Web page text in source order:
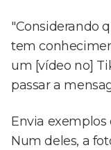
"Considerando
tem
um [vídeo no]
passar a
Envia
Num deles, a